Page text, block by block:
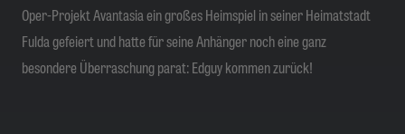
Oper-Projekt Avantasia ein großes Heimspiel in seiner Heimatstadt
Fulda gefeiert und hatte für seine Anhänger noch eine ganz
besondere Überraschung parat: Edguy kommen zurück!